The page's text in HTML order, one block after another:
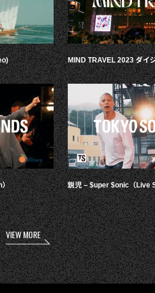
）
MIND TRAVEL 2023 ダイ
鋭児 – $uper $onic（Live
VIEW MORE